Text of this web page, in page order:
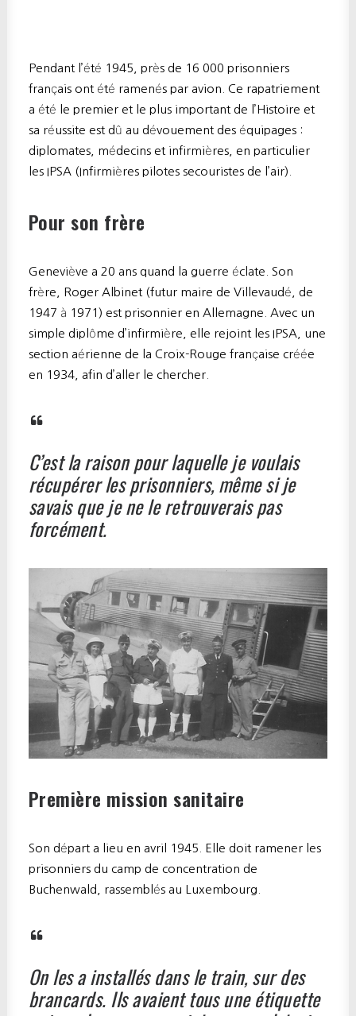
Pendant l’été 1945, près de 16 000 prisonniers
français ont été ramenés par avion. Ce rapatriement
a été le premier et le plus important de l’Histoire et
sa réussite est dû au dévouement des équipages :
diplomates, médecins et infirmières, en particulier
les IPSA (Infirmières pilotes secouristes de l’air).
Pour son frère
Geneviève a 20 ans quand la guerre éclate. Son
frère, Roger Albinet (futur maire de Villevaudé, de
1947 à 1971) est prisonnier en Allemagne. Avec un
simple diplôme d’infirmière, elle rejoint les IPSA, une
section aérienne de la Croix-Rouge française créée
en 1934, afin d’aller le chercher.
C’est la raison pour laquelle je voulais
récupérer les prisonniers, même si je
savais que je ne le retrouverais pas
forcément.
Première mission sanitaire
Son départ a lieu en avril 1945. Elle doit ramener les
prisonniers du camp de concentration de
Buchenwald, rassemblés au Luxembourg.
On les a installés dans le train, sur des
brancards. Ils avaient tous une étiquette